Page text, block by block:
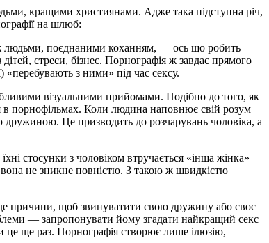
кращими християнами. Адже така підступна річ,
на шлюб:
людьми, поєднаними коханням, — ось що робить
стреси, бізнес. Порнографія ж завдає прямого
«перебувають з ними» під час сексу.
візуальними прийомами. Подібно до того, як
в порнофільмах. Коли людина наповнює свій розум
дружиною. Це призводить до розчарувань чоловіка, а
стосунки з чоловіком втручається «інша жінка» —
вона не зникне повністю. З такою ж швидкістю
причини, щоб звинуватити свою дружину або своє
— запропонувати йому згадати найкращий секс
це ще раз. Порнографія створює лише ілюзію,